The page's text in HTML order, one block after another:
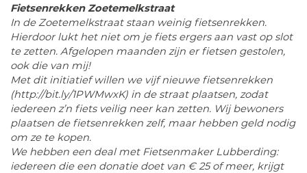
Fietsenrekken Zoetemelkstraat
In de Zoetemelkstraat staan weinig fietsenrekken.
Hierdoor lukt het niet om je fiets ergers aan vast op slot
te zetten. Afgelopen maanden zijn er fietsen gestolen,
ook die van mij!
Met dit initiatief willen we vijf nieuwe fietsenrekken
(http://bit.ly/1PWMwxK) in de straat plaatsen, zodat
iedereen z’n fiets veilig neer kan zetten. Wij bewoners
plaatsen de fietsenrekken zelf, maar hebben geld nodig
om ze te kopen.
We hebben een deal met Fietsenmaker Lubberding:
iedereen die een donatie doet van € 25 of meer, krijgt